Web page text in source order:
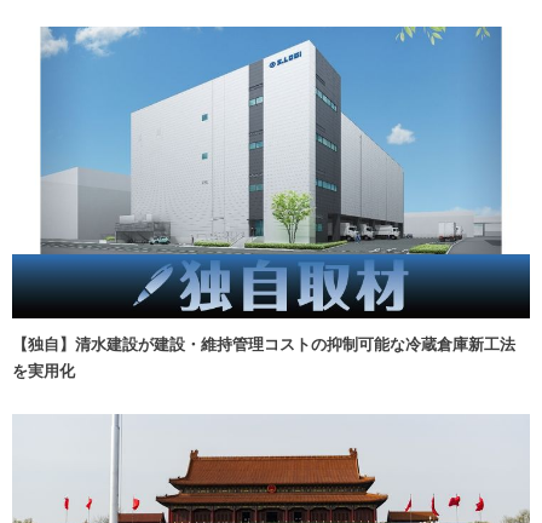
【独自】清水建設が建設・維持管理コストの抑制可能な冷蔵倉庫新工法
を実用化